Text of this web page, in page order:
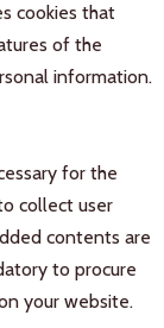
cookies that
of the
information.
for the
collect user
contents are
to procure
your website.